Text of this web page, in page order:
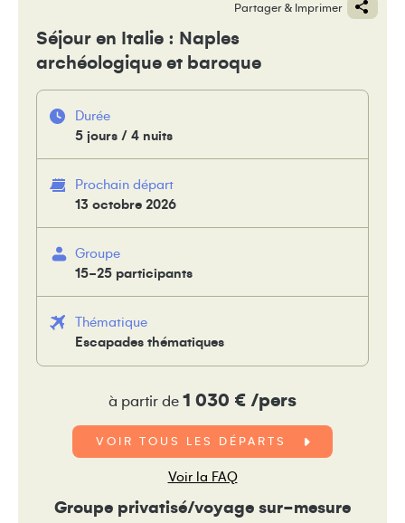
Partager & Imprimer
Séjour en Italie : Naples
archéologique et baroque
Durée
5 jours / 4 nuits
Prochain départ
13 octobre 2026
Groupe
15-25 participants
Thématique
Escapades thématiques
à partir de 1 030 € /pers
VOIR TOUS LES DÉPARTS
Voir la FAQ
Groupe privatisé/voyage sur-mesure